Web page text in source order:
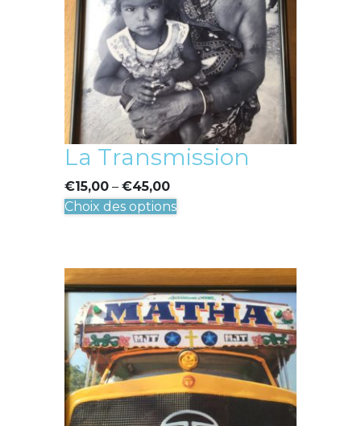
être
choisies
sur
la
page
du
produit
La Transmission
€15,00 – €45,00
Choix des optionsCe
variations.
Les
options
peuvent
être
choisies
sur
la